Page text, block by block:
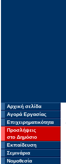
Αρχική σελίδα
Αγορά Εργασίας
Επιχειρηματικότητα
Προσλήψεις
στο Δημόσιο
Εκπαίδευση
Σεμινάρια
Νομοθεσία